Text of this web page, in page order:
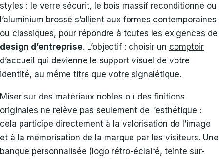
styles : le verre sécurit, le bois massif reconditionné ou
l’aluminium brossé s’allient aux formes contemporaines
ou classiques, pour répondre à toutes les exigences de
design d’entreprise. L’objectif : choisir un comptoir
d’accueil qui devienne le support visuel de votre
identité, au même titre que votre signalétique.
Miser sur des matériaux nobles ou des finitions
originales ne relève pas seulement de l’esthétique :
cela participe directement à la valorisation de l’image
et à la mémorisation de la marque par les visiteurs. Une
banque personnalisée (logo rétro-éclairé, teinte sur-